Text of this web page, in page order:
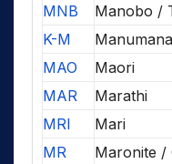
MNB
Manobo /
K-M
MAO
Maori
MAR
Marathi
MRI
Mari
MR
Maronite /